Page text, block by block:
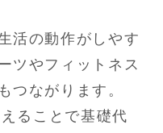
活の動作がしやす
ツやフィットネス
つながります。
ることで基礎代